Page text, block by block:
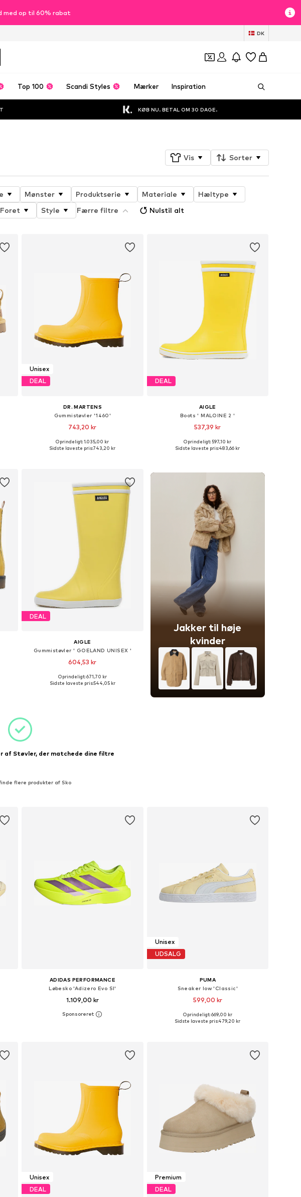
med op til 60% rabat
DK
Top 100 Scandi Styles Mærker Inspiration
KØB NU. BETAL OM 30 DAGE.
Vis Sorter
Mønster Produktserie Materiale
Hæltype
Foret Style Færre filtre Nulstil alt
Unisex
DEAL
DR. MARTENS
Gummistøvler '1460'
743,20 kr
Oprindeligt: 1.035,00 kr
Sidste laveste pris:743,20 kr
DEAL
AIGLE
Boots ' MALOINE 2 '
537,39 kr
Oprindeligt: 597,10 kr
Sidste laveste pris:483,66 kr
DEAL
AIGLE
Gummistøvler ' GOELAND UNISEX '
604,53 kr
Tilgængelige størrelser: 41, 42, 43, 44, 45
Oprindeligt: 671,70 kr
Sidste laveste pris:544,05 kr
Jakker til høje
kvinder
af Støvler, der matchede dine filtre
flere produkter af Sko
ADIDAS PERFORMANCE
Løbesko 'Adizero Evo Sl'
1.109,00 kr
Fås i mange størrelser
Unisex
UDSALG
PUMA
Sneaker low 'Classic'
599,00 kr
+3
Fås i mange størrelser
Oprindeligt: 669,00 kr
Sidste laveste pris:479,20 kr
Unisex
DEAL
Premium
DEAL